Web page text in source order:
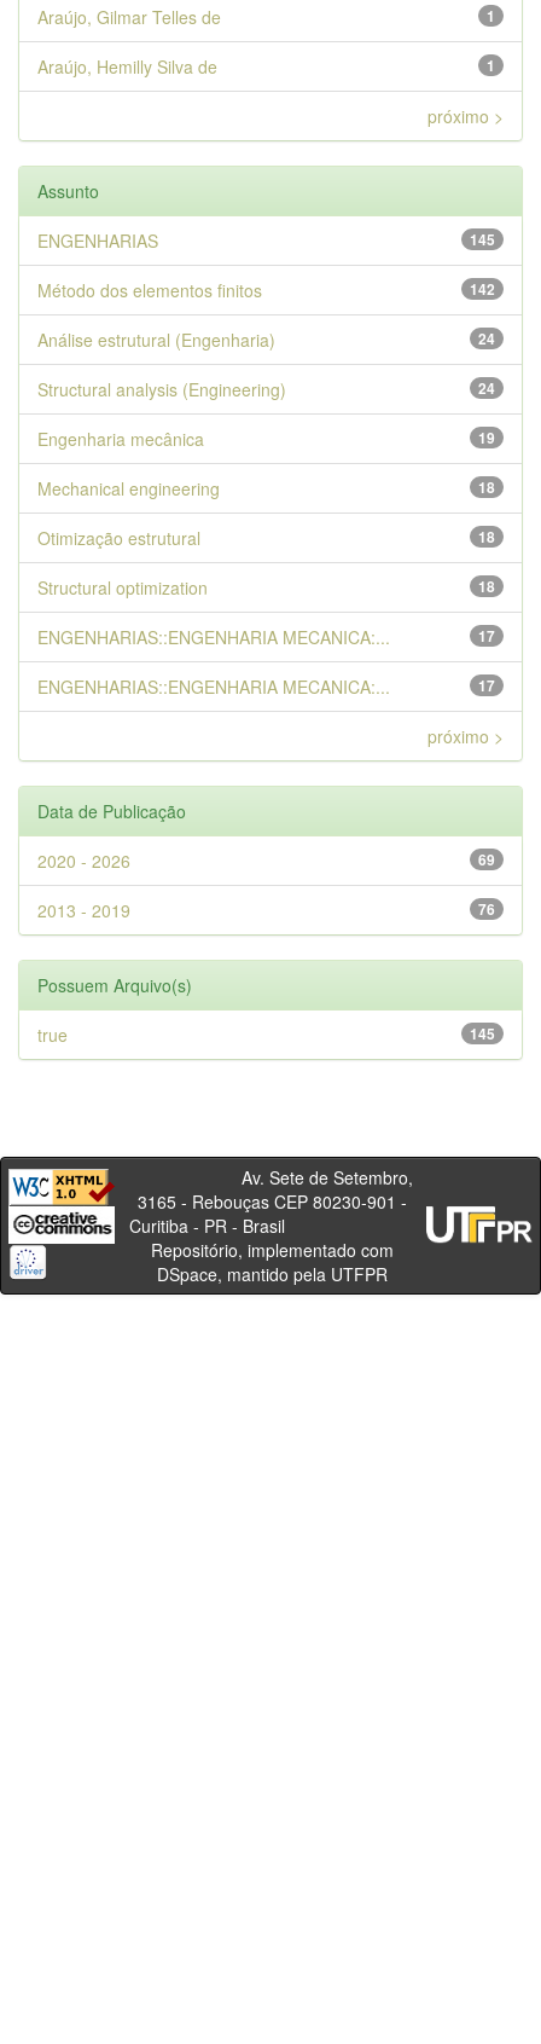
1
Araújo, Gilmar Telles de
1
Araújo, Hemilly Silva de
próximo >
Assunto
145
ENGENHARIAS
142
Método dos elementos finitos
24
Análise estrutural (Engenharia)
24
Structural analysis (Engineering)
19
Engenharia mecânica
18
Mechanical engineering
18
Otimização estrutural
18
Structural optimization
17
ENGENHARIAS::ENGENHARIA MECANICA:...
17
ENGENHARIAS::ENGENHARIA MECANICA:...
próximo >
Data de Publicação
69
2020 - 2026
76
2013 - 2019
Possuem Arquivo(s)
145
true
Av. Sete de Setembro,
3165 - Rebouças CEP 80230-901 -
Curitiba - PR - Brasil
Repositório, implementado com
DSpace, mantido pela UTFPR